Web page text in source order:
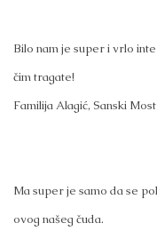
Bilo nam je super i vrlo
čim tragate!
Familija Alagić, Sanski Most
Ma super je samo da se
ovog našeg čuda.